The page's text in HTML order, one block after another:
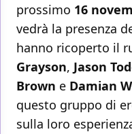
prossimo 16
vedrà la presenza
hanno ricoperto il
Grayson, Jason
Brown e Damian
questo gruppo di
sulla loro